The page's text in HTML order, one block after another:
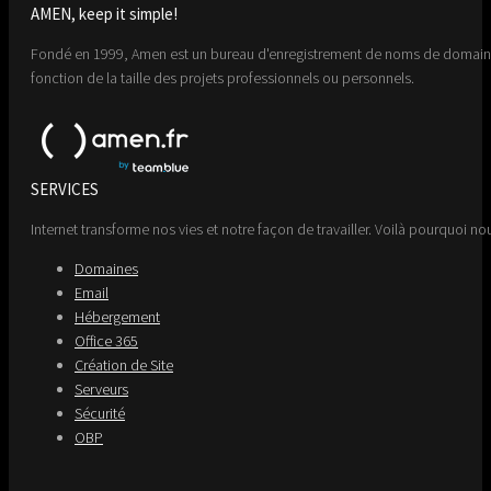
AMEN, keep it simple!
Fondé en 1999, Amen est un bureau d'enregistrement de noms de
fonction de la taille des projets professionnels ou personnels.
SERVICES
Internet transforme nos vies et notre façon de travailler. Voilà pourquoi
Domaines
Email
Hébergement
Office 365
Création de Site
Serveurs
Sécurité
OBP